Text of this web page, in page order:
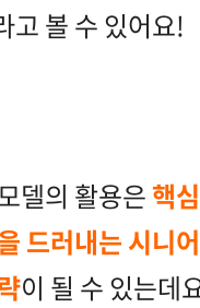
고 볼 수 있어요!
델의 활용은핵
드러내는 시니
이 될 수 있는데